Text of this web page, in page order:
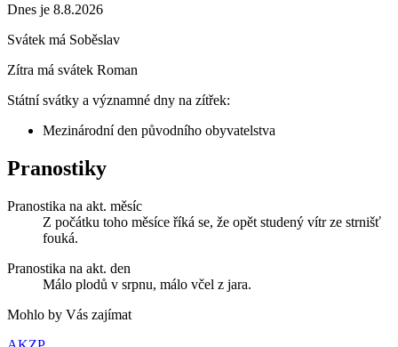
Dnes je 8.8.2026
Svátek má Soběslav
Zítra má svátek Roman
Státní svátky a významné dny na zítřek:
Mezinárodní den původního obyvatelstva
Pranostiky
Pranostika na akt. měsíc
Z počátku toho měsíce říká se, že opět studený vítr ze strnišť
fouká.
Pranostika na akt. den
Málo plodů v srpnu, málo včel z jara.
Mohlo by Vás zajímat